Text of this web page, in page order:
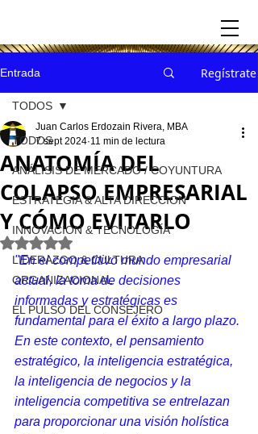
Entrada Regístrate
TODOS
ANÁLISIS DE MERCADO / COYUNTURA
ESTRATEGIA & ALTA DIRECCION
INNOVACION & TECNOLOGÍA
LIDERAZGO & CULTURA
ORGANIZACIONAL
EL PULSO DEL CONSEJERO
TODOS
ANATOMÍA DEL
COLAPSO EMPRESARIAL
Y CÓMO EVITARLO
Juan Carlos Erdozain Rivera, MBA
7 sept 2024 11 min de lectura
Obtuvo NaN de 5 estrellas.
"En el competitivo mundo empresarial
actual, la toma de decisiones
informadas y estratégicas es
fundamental para el éxito a largo plazo.
En este contexto, el pensamiento
estratégico, la inteligencia estratégica,
la inteligencia de negocios y la
inteligencia competitiva se entrelazan
para proporcionar una visión holística